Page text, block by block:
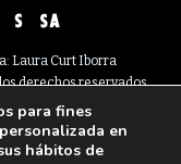
Laura Curt Iborra
derechos reservados
Suscripción
180 101¦ Fax 933 183 505
para fines
en
hábitos de